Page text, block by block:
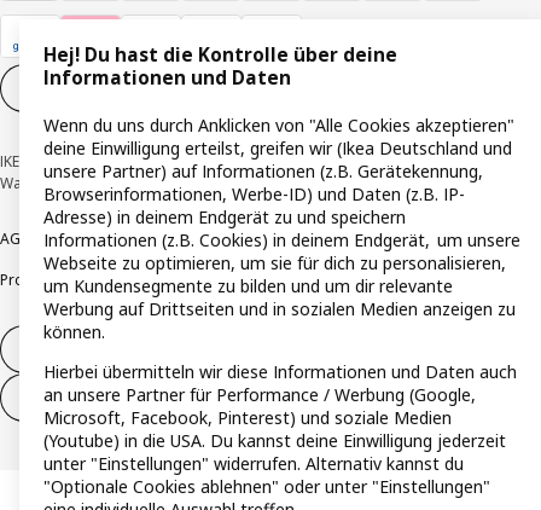
Cookie-Einstellungen
IKEA Deutschland GmbH & Co. KG - Am Wandersmann 2-4, 65719 Hofheim-
Wallau © Inter IKEA Systems B.V. 1999-2026
AGB BarrierefreiheitCookie-RichtlinieDatenschutzerklärungImpressum
ProduktrückrufeResponsible DisclosureVertrauensstelle
Vertrag widerrufen (Services & Leistungen)
Hej! Du hast die Kontrolle über deine
Informationen und Daten
Wenn du uns durch Anklicken von "Alle Cookies akzeptieren"
deine Einwilligung erteilst, greifen wir (Ikea Deutschland und
unsere Partner) auf Informationen (z.B. Gerätekennung,
Browserinformationen, Werbe-ID) und Daten (z.B. IP-
Adresse) in deinem Endgerät zu und speichern
Informationen (z.B. Cookies) in deinem Endgerät, um unsere
Webseite zu optimieren, um sie für dich zu personalisieren,
um Kundensegmente zu bilden und um dir relevante
Werbung auf Drittseiten und in sozialen Medien anzeigen zu
können.
Hierbei übermitteln wir diese Informationen und Daten auch
an unsere Partner für Performance / Werbung (Google,
Microsoft, Facebook, Pinterest) und soziale Medien
(Youtube) in die USA. Du kannst deine Einwilligung jederzeit
unter "Einstellungen" widerrufen. Alternativ kannst du
"Optionale Cookies ablehnen" oder unter "Einstellungen"